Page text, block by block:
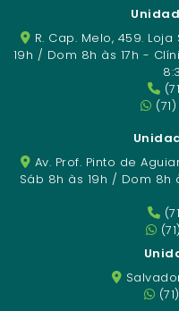
R. Cap. Melo, 459.
19h / Dom 8h às 17h -
Av. Prof. Pinto de
Sáb 8h às 19h / Dom 8h